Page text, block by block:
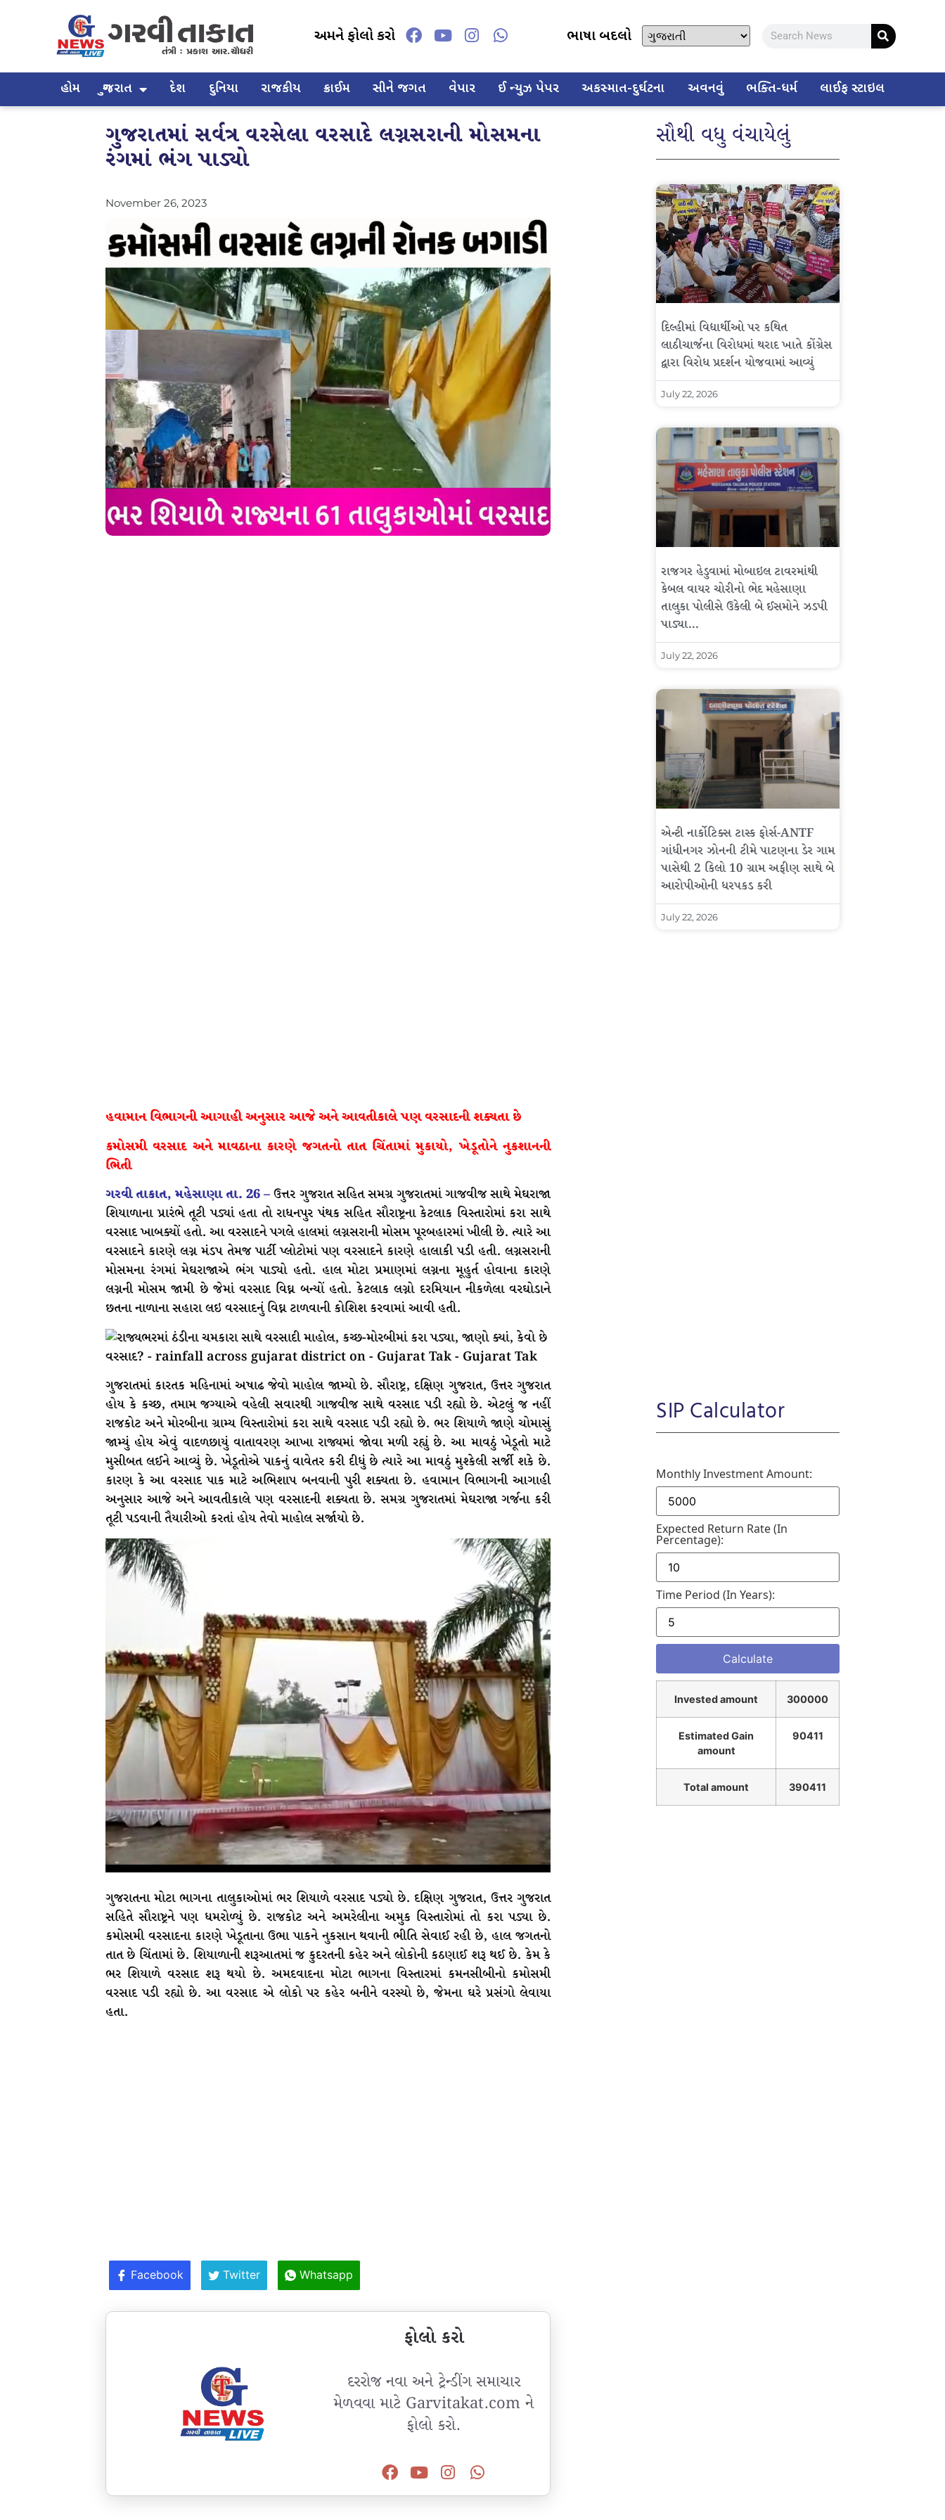
અમને ફોલો કરો ભાષા બદલો
હોમ ગુજરાત દેશ દુનિયા રાજકીય ક્રાઈમ સીને જગત વેપાર ઈ ન્યુઝ પેપર અકસ્માત-દુર્ઘટના અવનવું ભક્તિ-ધર્મ લાઈફ સ્ટાઇલ
ગુજરાતમાં સર્વત્ર વરસેલા વરસાદે લગ્નસરાની મોસમના
રંગમાં ભંગ પાડ્યો
November 26, 2023
હવામાન વિભાગની આગાહી અનુસાર આજે અને આવતીકાલે પણ વરસાદની શક્યતા છે
કમોસમી વરસાદ અને માવઠાના કારણે જગતનો તાત ચિંતામાં મુકાયો, ખેડૂતોને નુકશાનની
ભિતી
ગરવી તાકાત, મહેસાણા તા. 26 – ઉત્તર ગુજરાત સહિત સમગ્ર ગુજરાતમાં ગાજવીજ સાથે મેઘરાજા
શિયાળાના પ્રારંભે તૂટી પડ્યાં હતા તો રાધનપુર પંથક સહિત સૌરાષ્ટ્રના કેટલાક વિસ્તારોમાં કરા સાથે
વરસાદ ખાબક્યોં હતો. આ વરસાદને પગલે હાલમાં લગ્નસરાની મોસમ પૂરબહારમાં ખીલી છે. ત્યારે આ
વરસાદને કારણે લગ્ન મંડપ તેમજ પાર્ટી પ્લોટોમાં પણ વરસાદને કારણે હાલાકી પડી હતી. લગ્નસરાની
મોસમના રંગમાં મેઘરાજાએ ભંગ પાડ્યો હતો. હાલ મોટા પ્રમાણમાં લગ્નના મૂહુર્ત હોવાના કારણે
લગ્નની મોસમ જામી છે જેમાં વરસાદ વિઘ્ન બન્યોં હતો. કેટલાક લગ્નો દરમિયાન નીકળેલા વરઘોડાને
છતના નાળાના સહારા લઇ વરસાદનું વિઘ્ન ટાળવાની કોશિશ કરવામાં આવી હતી.
ગુજરાતમાં કારતક મહિનામાં અષાઢ જેવો માહોલ જામ્યો છે. સૌરાષ્ટ્ર, દક્ષિણ ગુજરાત, ઉત્તર ગુજરાત
હોય કે કચ્છ, તમામ જગ્યાએ વહેલી સવારથી ગાજવીજ સાથે વરસાદ પડી રહ્યો છે. એટલું જ નહીં
રાજકોટ અને મોરબીના ગ્રામ્ય વિસ્તારોમાં કરા સાથે વરસાદ પડી રહ્યો છે. ભર શિયાળે જાણે ચોમાસું
જામ્યું હોય એવું વાદળછાયું વાતાવરણ આખા રાજ્યમાં જોવા મળી રહ્યું છે. આ માવઠું ખેડૂતો માટે
મુસીબત લઈને આવ્યું છે. ખેડૂતોએ પાકનું વાવેતર કરી દીધું છે ત્યારે આ માવઠું મુશ્કેલી સર્જી શકે છે.
કારણ કે આ વરસાદ પાક માટે અભિશાપ બનવાની પુરી શક્યતા છે. હવામાન વિભાગની આગાહી
અનુસાર આજે અને આવતીકાલે પણ વરસાદની શક્યતા છે. સમગ્ર ગુજરાતમાં મેઘરાજા ગર્જના કરી
તૂટી પડવાની તૈયારીઓ કરતાં હોય તેવો માહોલ સર્જાયો છે.
ગુજરાતના મોટા ભાગના તાલુકાઓમાં ભર શિયાળે વરસાદ પડ્યો છે. દક્ષિણ ગુજરાત, ઉત્તર ગુજરાત
સહિતે સૌરાષ્ટ્રને પણ ધમરોળ્યું છે. રાજકોટ અને અમરેલીના અમુક વિસ્તારોમાં તો કરા પડ્યા છે.
કમોસમી વરસાદના કારણે ખેડૂતાના ઉભા પાકને નુકસાન થવાની ભીતિ સેવાઈ રહી છે, હાલ જગતનો
તાત છે ચિંતામાં છે. શિયાળાની શરૂઆતમાં જ કુદરતની કહેર અને લોકોની કઠણાઈ શરૂ થઈ છે. કેમ કે
ભર શિયાળે વરસાદ શરૂ થયો છે. અમદવાદના મોટા ભાગના વિસ્તારમાં કમનસીબીનો કમોસમી
વરસાદ પડી રહ્યો છે. આ વરસાદ એ લોકો પર કહેર બનીને વરસ્યો છે, જેમના ઘરે પ્રસંગો લેવાયા
હતા.
Facebook Twitter Whatsapp
ફોલો કરો
દરરોજ નવા અને ટ્રેન્ડીંગ સમાચાર
મેળવવા માટે Garvitakat.com ને
ફોલો કરો.
સૌથી વધુ વંચાયેલું
દિલ્હીમાં વિદ્યાર્થીઓ પર કથિત
લાઠીચાર્જના વિરોધમાં થરાદ ખાતે કોંગ્રેસ
દ્વારા વિરોધ પ્રદર્શન યોજવામાં આવ્યું
July 22, 2026
રાજગર હેડુવામાં મોબાઇલ ટાવરમાંથી
કેબલ વાયર ચોરીનો ભેદ મહેસાણા
તાલુકા પોલીસે ઉકેલી બે ઈસમોને ઝડપી
પાડ્યા…
July 22, 2026
એન્ટી નાર્કોટિક્સ ટાસ્ક ફોર્સ-ANTF
ગાંધીનગર ઝોનની ટીમે પાટણના ડેર ગામ
પાસેથી 2 કિલો 10 ગ્રામ અફીણ સાથે બે
આરોપીઓની ધરપકડ કરી
July 22, 2026
SIP Calculator
Monthly Investment Amount:
Expected Return Rate (in
Percentage):
Time Period (in Years):
Invested amount 300000
Estimated Gain
amount
90411
Total amount 390411